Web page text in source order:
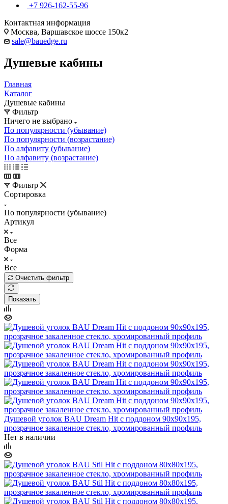
+7 926-162-55-96
Контактная информация
Москва, Варшавское шоссе 150к2
sale@bauedge.ru
Душевые кабины
Главная
Каталог
Душевые кабины
Фильтр
Ничего не выбрано
По популярности (убывание)
По популярности (возрастание)
По алфавиту (убывание)
По алфавиту (возрастание)
Фильтр
Сортировка
По популярности (убывание)
Артикул
Все
Форма
Все
Очистить фильтр
Показать
Душевой уголок BAU Dream Hit с поддоном 90x90х195,
прозрачное закаленное стекло, хромированный профиль
Нет в наличии